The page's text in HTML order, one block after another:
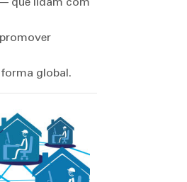
global.